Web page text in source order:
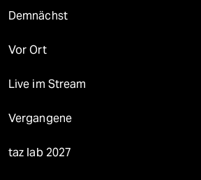
Demnächst
Vor Ort
Live im Stream
Vergangene
taz lab 2027